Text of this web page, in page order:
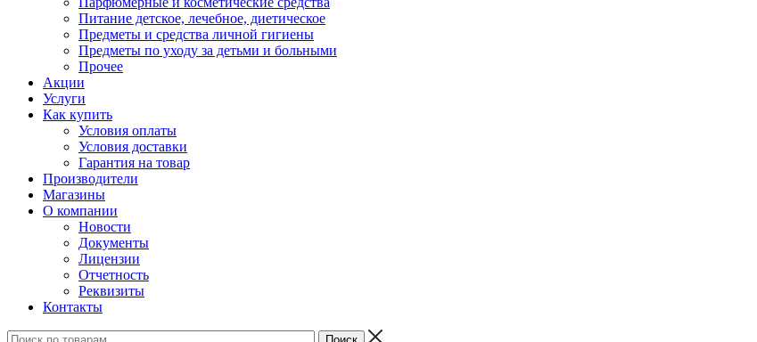
Питание детское, лечебное, диетическое
Предметы и средства личной гигиены
Предметы по уходу за детьми и больными
Прочее
Акции
Услуги
Как купить
Условия оплаты
Условия доставки
Гарантия на товар
Производители
Магазины
О компании
Новости
Документы
Лицензии
Отчетность
Реквизиты
Контакты